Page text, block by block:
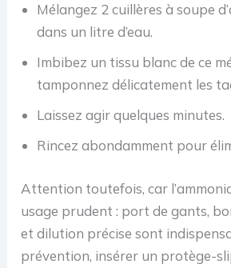
Mélangez 2 cuillères à soupe
dans un litre d’eau.
Imbibez un tissu blanc de ce
tamponnez délicatement les
Laissez agir quelques minutes.
Rincez abondamment pour
Attention toutefois, car
usage prudent : port de gants,
et dilution précise sont
prévention, insérer un protège-